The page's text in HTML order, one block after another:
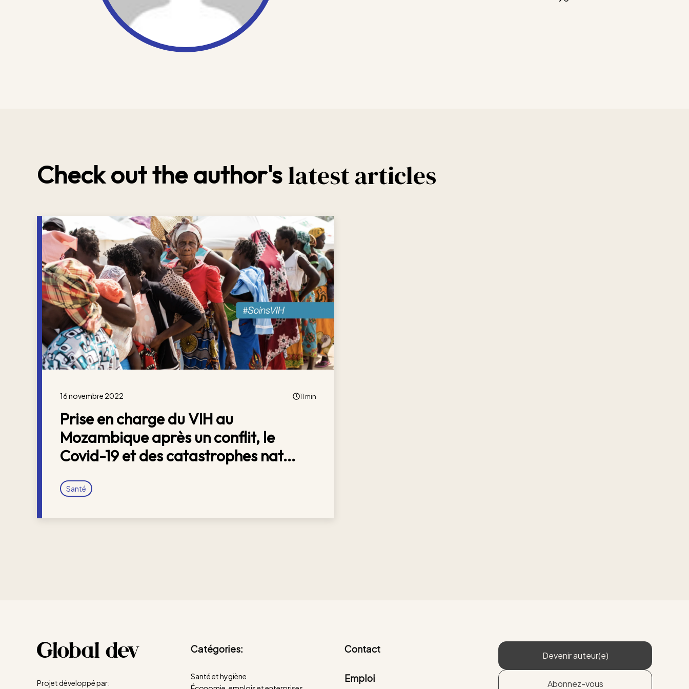
Check out the author's latest articles
16 novembre 2022 11 min
Prise en charge du VIH au
Mozambique après un conflit, le
Covid-19 et des catastrophes nat...
Santé
Projet développé par:
Catégories:
Santé et hygiène
Contact
Emploi
Devenir auteur(e)
Abonnez-vous